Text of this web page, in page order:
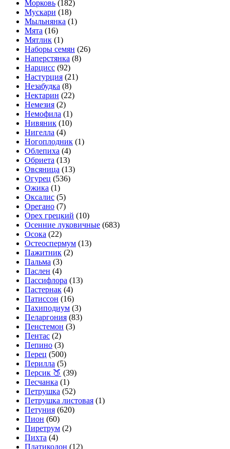
Морковь (182)
Мускари (18)
Мыльнянка (1)
Мята (16)
Мятлик (1)
Наборы семян (26)
Наперстянка (8)
Нарцисс (92)
Настурция (21)
Незабудка (8)
Нектарин (22)
Немезия (2)
Немофила (1)
Нивяник (10)
Нигелла (4)
Ногоплодник (1)
Облепиха (4)
Обриета (13)
Овсяница (13)
Огурец (536)
Ожика (1)
Оксалис (5)
Орегано (7)
Орех грецкий (10)
Осенние луковичные (683)
Осока (22)
Остеоспермум (13)
Пажитник (2)
Пальма (3)
Паслен (4)
Пассифлора (13)
Пастернак (4)
Патиссон (16)
Пахиподиум (3)
Пеларгония (83)
Пенстемон (3)
Пентас (2)
Пепино (3)
Перец (500)
Перилла (5)
Персик 🍑 (39)
Песчанка (1)
Петрушка (52)
Петрушка листовая (1)
Петуния (620)
Пион (60)
Пиретрум (2)
Пихта (4)
Платикодон (12)